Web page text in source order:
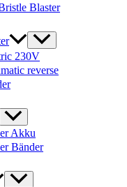
Blaster
230V
reverse
Akku
Bänder